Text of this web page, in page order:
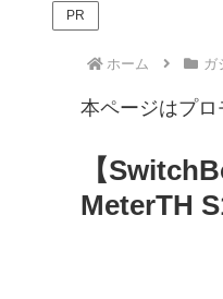
PR
ホーム ガ
本ページはプ
【
MeterTH